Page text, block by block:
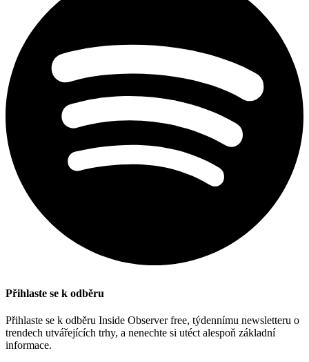
Přihlaste se k odběru
Přihlaste se k odběru Inside Observer free, týdennímu newsletteru o
trendech utvářejících trhy, a nenechte si utéct alespoň základní
informace.